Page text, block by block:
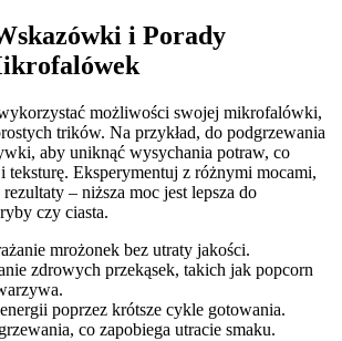
i Porady
możliwości swojej mikrofalówki,
trików. Na przykład, do podgrzewania
aby uniknąć wysychania potraw, co
teksturę. Eksperymentuj z różnymi mocami,
– niższa moc jest lepsza do
czy ciasta.
mrożonek bez utraty jakości.
zdrowych przekąsek, takich jak popcorn
poprzez krótsze cykle gotowania.
co zapobiega utracie smaku.